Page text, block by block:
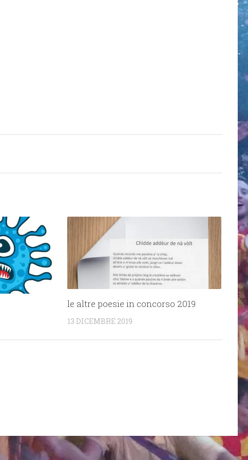
le altre poesie in concorso 2019
13 DICEMBRE 2019